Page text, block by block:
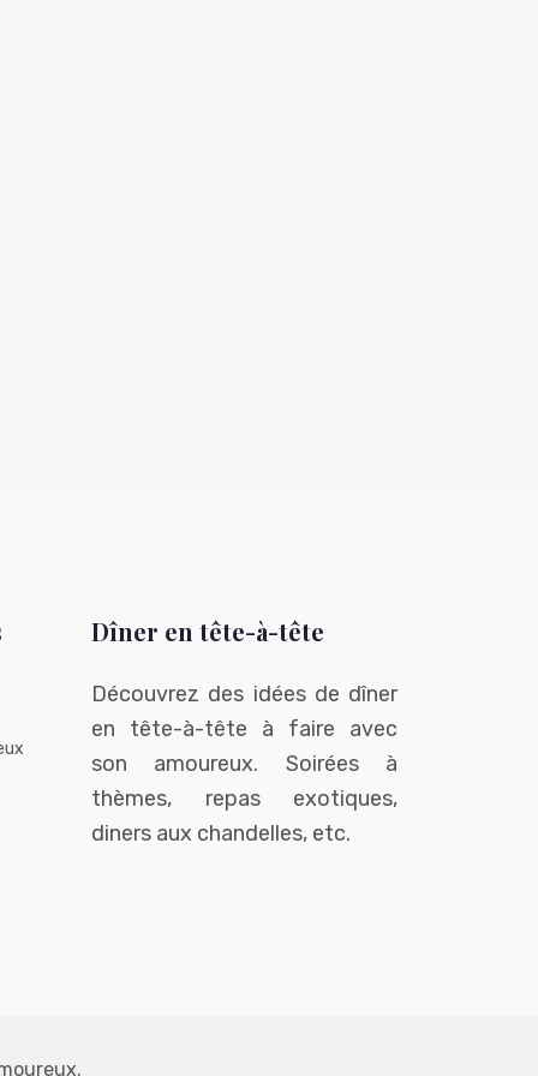
Dîner en tête-à-tête
Découvrez des idées de dîner
en tête-à-tête à faire avec
son amoureux. Soirées à
thèmes, repas exotiques,
diners aux chandelles, etc.